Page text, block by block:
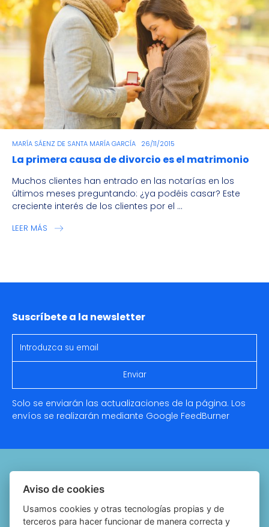
MARÍA SÁENZ DE SANTA MARÍA GARCÍA 26/11/2015
La primera causa de divorcio es el matrimonio
Muchos clientes han entrado en las notarías en los
últimos meses preguntando: ¿ya podéis casar? Este
creciente interés de los clientes por el ...
LEER MÁS
Suscríbete a la newsletter
Solo se enviarán las actualizaciones de la página. Los
envíos se realizarán mediante Google FeedBurner
Aviso de cookies
Usamos cookies y otras tecnologías propias y de
terceros para hacer funcionar de manera correcta y